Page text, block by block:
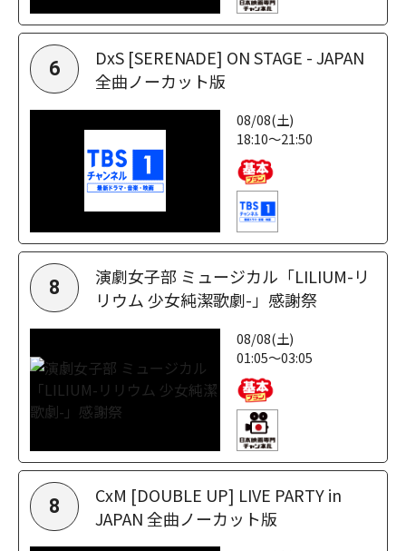
6
DxS [SERENADE] ON STAGE - JAPAN
全曲ノーカット版
08/08(土)
18:10～21:50
8
演劇女子部 ミュージカル「LILIUM-リ
リウム 少女純潔歌劇-」感謝祭
08/08(土)
01:05～03:05
8
CxM [DOUBLE UP] LIVE PARTY in
JAPAN 全曲ノーカット版